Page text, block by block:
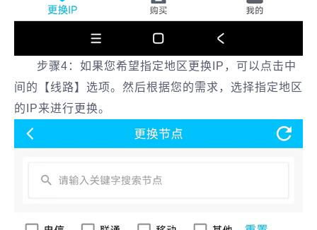
步骤4：如果您希望指定地区更换IP，可以点击中
间的【线路】选项。然后根据您的需求，选择指定地区
的IP来进行更换。